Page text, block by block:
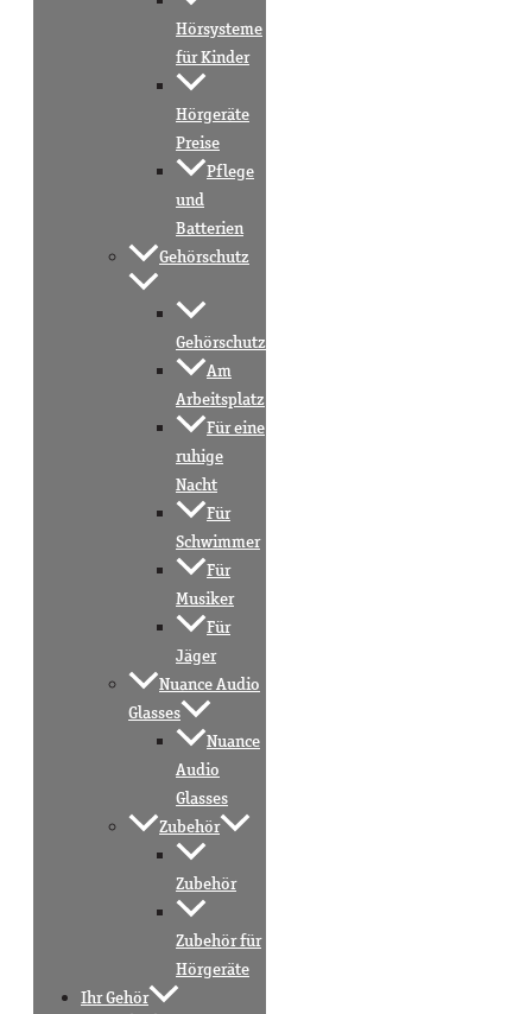
Hörsysteme
für Kinder
Hörgeräte
Preise
Pflege
und
Batterien
Gehörschutz
Gehörschutz
Am
Arbeitsplatz
Für eine
ruhige
Nacht
Für
Schwimmer
Für
Musiker
Für
Jäger
Nuance Audio
Glasses
Nuance
Audio
Glasses
Zubehör
Zubehör
Zubehör für
Hörgeräte
Ihr Gehör